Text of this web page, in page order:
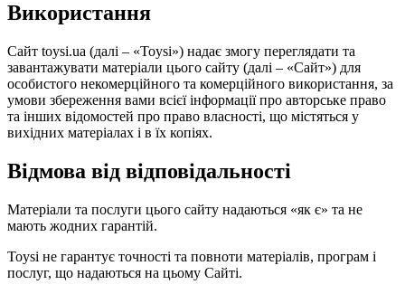
Використання
Сайт toysi.ua (далі – «Toysi») надає змогу переглядати та
завантажувати матеріали цього сайту (далі – «Сайт») для
особистого некомерційного та комерційного використання, за
умови збереження вами всієї інформації про авторське право
та інших відомостей про право власності, що містяться у
вихідних матеріалах і в їх копіях.
Відмова від відповідальності
Матеріали та послуги цього сайту надаються «як є» та не
мають жодних гарантій.
Toysi не гарантує точності та повноти матеріалів, програм і
послуг, що надаються на цьому Сайті.